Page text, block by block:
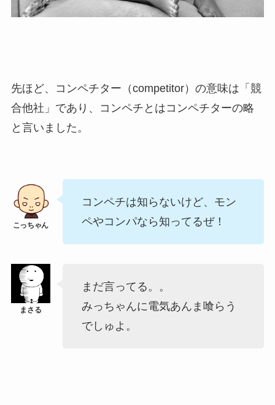
先ほど、コンペチター（competitor）の意味は「競
合他社」であり、コンペチとはコンペチターの略
と言いました。
コンペチは知らないけど、モン
ペやコンパなら知ってるぜ！
まだ言ってる。。
みっちゃんに電気あんま喰らう
でしゅよ。